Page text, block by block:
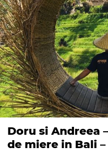
Doru si Andreea
de miere in Bali